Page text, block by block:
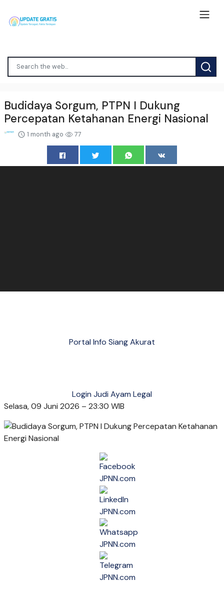
Budidaya Sorgum, PTPN I Dukung
Percepatan Ketahanan Energi Nasional
1 month ago 77
Portal Info Siang Akurat
Login Judi Ayam Legal
Selasa, 09 Juni 2026 – 23:30 WIB